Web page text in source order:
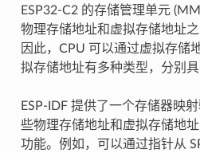
ESP32-C2 的存储管理单元
物理存储地址和虚拟存储地址
因此，CPU 可以通过虚拟存储
拟存储地址有多种类型，分别具
ESP-IDF 提供了一个存储器映
些物理存储地址和虚拟存储地
功能。例如，可以通过指针从